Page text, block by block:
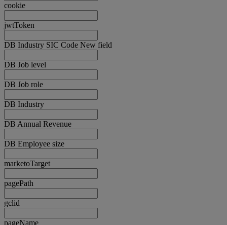
cookie
jwtToken
DB Industry SIC Code New field
DB Job level
DB Job role
DB Industry
DB Annual Revenue
DB Employee size
marketoTarget
pagePath
gclid
pageName